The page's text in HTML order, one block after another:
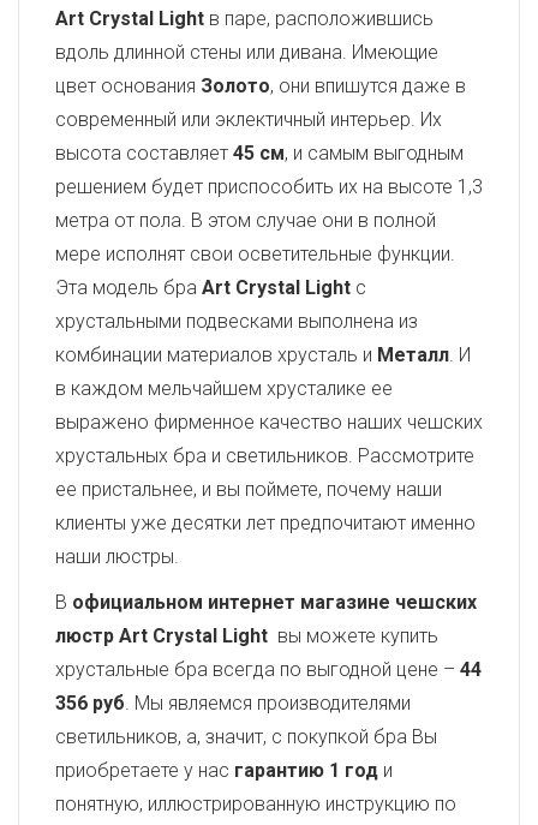
Art Crystal Light в паре, расположившись
вдоль длинной стены или дивана. Имеющие
цвет основания Золото, они впишутся даже в
современный или эклектичный интерьер. Их
высота составляет 45 см, и самым выгодным
решением будет приспособить их на высоте 1,3
метра от пола. В этом случае они в полной
мере исполнят свои осветительные функции.
Эта модель бра Art Crystal Light с
хрустальными подвесками выполнена из
комбинации материалов хрусталь и Металл. И
в каждом мельчайшем хрусталике ее
выражено фирменное качество наших чешских
хрустальных бра и светильников. Рассмотрите
ее пристальнее, и вы поймете, почему наши
клиенты уже десятки лет предпочитают именно
наши люстры.
В официальном интернет магазине чешских
люстр Art Crystal Light вы можете купить
хрустальные бра всегда по выгодной цене – 44
356 руб. Мы являемся производителями
светильников, а, значит, с покупкой бра Вы
приобретаете у нас гарантию 1 год и
понятную, иллюстрированную инструкцию по